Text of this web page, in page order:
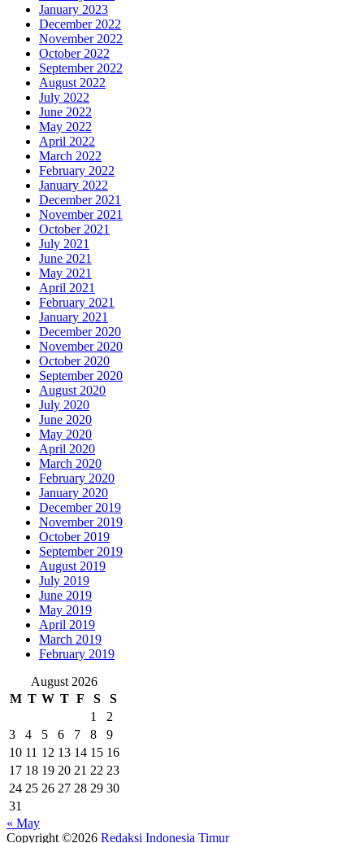
January 2023
December 2022
November 2022
October 2022
September 2022
August 2022
July 2022
June 2022
May 2022
April 2022
March 2022
February 2022
January 2022
December 2021
November 2021
October 2021
July 2021
June 2021
May 2021
April 2021
February 2021
January 2021
December 2020
November 2020
October 2020
September 2020
August 2020
July 2020
June 2020
May 2020
April 2020
March 2020
February 2020
January 2020
December 2019
November 2019
October 2019
September 2019
August 2019
July 2019
June 2019
May 2019
April 2019
March 2019
February 2019
August 2026
M T W T F S
S
1
2
3
4 5 6 7 8
9
10 11 12 13 14 15 16
17 18 19 20 21 22 23
24 25 26 27 28 29 30
31
« May
Copyright ©2026 Redaksi Indonesia Timur